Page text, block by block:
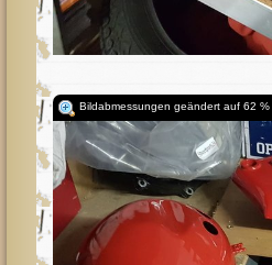
Bildabmessungen geändert auf 62